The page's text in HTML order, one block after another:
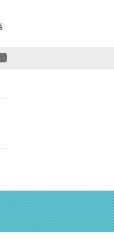
リスト
イン